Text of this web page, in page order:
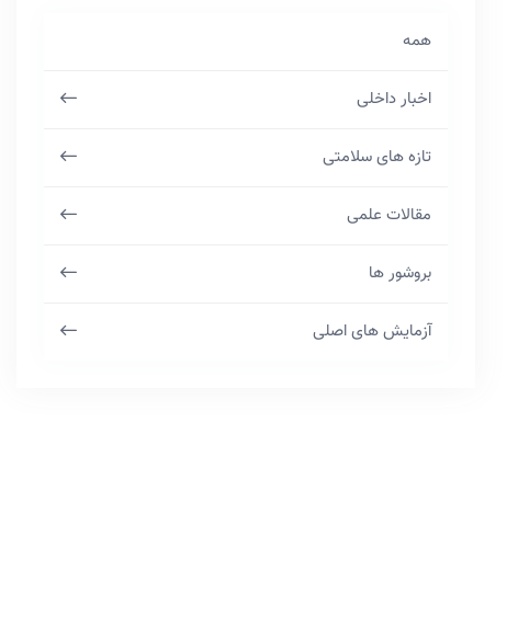
همه
اخبار داخلی
تازه های سلامتی
مقالات علمی
بروشور ها
آزمایش های اصلی